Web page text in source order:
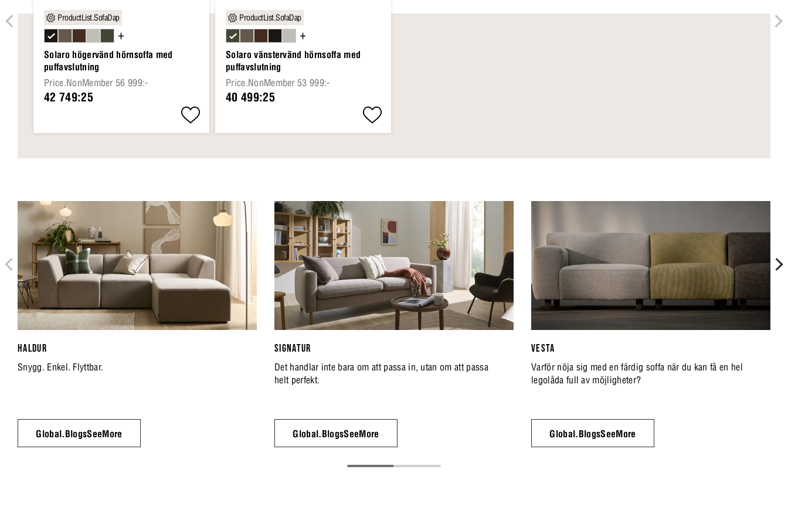
ProductList.SofaDap
Solaro högervänd hörnsoffa med
puffavslutning
Price.NonMember 56 999:-
42 749:25
+
ProductList.SofaDap
Solaro vänstervänd hörnsoffa med
puffavslutning
Price.NonMember 53 999:-
40 499:25
+
HALDUR
Snygg. Enkel. Flyttbar.
Global.BlogsSeeMore
SIGNATUR
Det handlar inte bara om att passa in, utan om att passa
helt perfekt.
Global.BlogsSeeMore
VESTA
Varför nöja sig med en färdig soffa när du kan få en hel
legolåda full av möjligheter?
Global.BlogsSeeMore